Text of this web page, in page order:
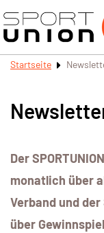
Startseite
Der
monatlich über
Verband und der
über